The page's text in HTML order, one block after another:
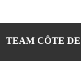
TEAM CÔTE